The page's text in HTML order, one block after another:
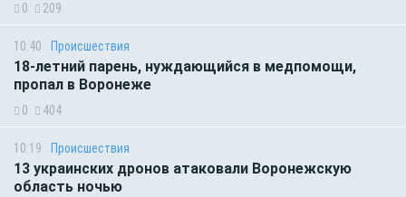
0 209
10:40 Происшествия
18-летний парень, нуждающийся в медпомощи,
пропал в Воронеже
0 404
10:19 Происшествия
13 украинских дронов атаковали Воронежскую
область ночью